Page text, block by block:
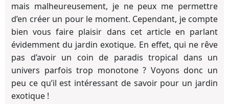
mais malheureusement, je ne peux me permettre
d’en créer un pour le moment. Cependant, je compte
bien vous faire plaisir dans cet article en parlant
évidemment du jardin exotique. En effet, qui ne rêve
pas d’avoir un coin de paradis tropical dans un
univers parfois trop monotone ? Voyons donc un
peu ce qu’il est intéressant de savoir pour un jardin
exotique !